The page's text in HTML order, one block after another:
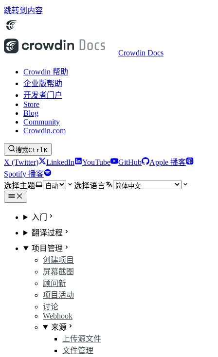
跳转到内容
Crowdin Docs
Crowdin 帮助
企业版帮助
开发者门户
Store
Blog
Community
Crowdin.com
搜索CtrlK
X (Twitter) LinkedIn YouTube GitHub
Apple 播客
Spotify 播客
选择主题
选择语言
入门
翻译过程
项目管理
创建项目
屏幕截图
顾问新
项目活动
讨论
Webhook
来源
上传源文件
文件管理